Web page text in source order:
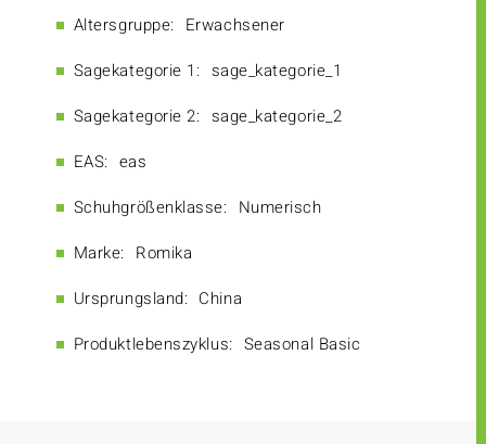
Altersgruppe: Erwachsener
Sagekategorie 1: sage_kategorie_1
Sagekategorie 2: sage_kategorie_2
EAS: eas
Schuhgrößenklasse: Numerisch
Marke: Romika
Ursprungsland: China
Produktlebenszyklus: Seasonal Basic